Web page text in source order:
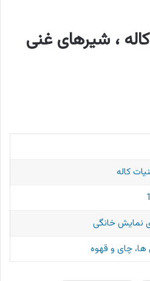
، شیرهای غنی
کاله
نمایش خانگی
چای و قهوه